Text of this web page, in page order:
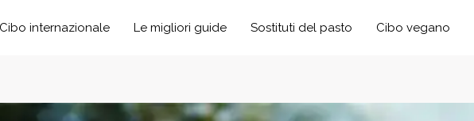
Cibo internazionale Le migliori guide Sostituti del pasto Cibo vegano